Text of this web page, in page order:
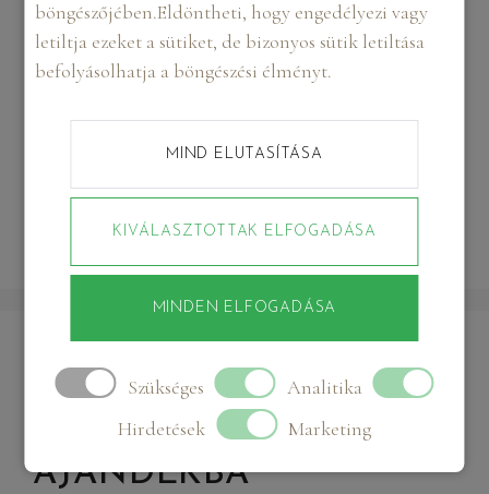
böngészőjében.Eldöntheti, hogy engedélyezi vagy
letiltja ezeket a sütiket, de bizonyos sütik letiltása
befolyásolhatja a böngészési élményt.
MIND ELUTASÍTÁSA
KIVÁLASZTOTTAK ELFOGADÁSA
MINDEN ELFOGADÁSA
Szükséges
Analitika
Hirdetések
Marketing
szakértelem garantált. A stílust, szépséget és
eleganciát közvetítő Boudoir fotózás minden
bizonnyal az egyik legkedveltebb fotózási stílus
Boudoir fotózás
Boudoir fotózás
GLAMOUR- ÉS
BOUDOIR FOTÓZÁS
KARÁCSONYI
AJÁNDÉKBA